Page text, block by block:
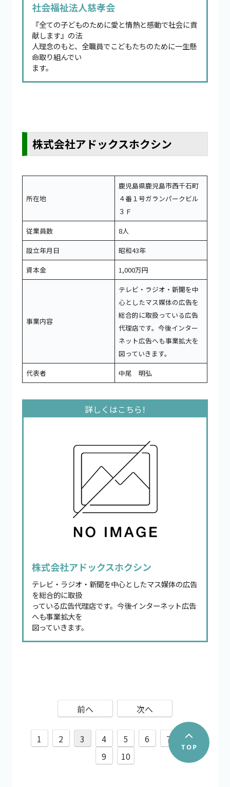
社会福祉法人慈孝会
『全ての子どものために愛と情熱と感動で社会に貢
献します』の法
人理念のもと、全職員でこどもたちのために一生懸
命取り組んでい
ます。
株式会社アドックスホクシン
所在地
鹿児島県鹿児島市西千石町
４番１号ガランパークビル
３Ｆ
従業員数
8人
設立年月日
昭和43年
資本金
1,000万円
事業内容
テレビ・ラジオ・新聞を中
心としたマス媒体の広告を
総合的に取扱っている広告
代理店です。今後インター
ネット広告へも事業拡大を
図っていきます。
代表者
中尾 明弘
株式会社アドックスホクシン
テレビ・ラジオ・新聞を中心としたマス媒体の広告
を総合的に取扱
っている広告代理店です。今後インターネット広告
へも事業拡大を
図っていきます。
前へ 次へ
1 2 3 4 5 6 7
8
9
10